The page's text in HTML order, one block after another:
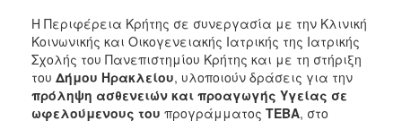
2018
2017
2016
2015
Η Περιφέρεια Κρήτης σε συνεργασία με την Κλινική
Κοινωνικής και Οικογενειακής Ιατρικής της Ιατρικής
Σχολής του Πανεπιστημίου Κρήτης και με τη στήριξη
του Δήμου Ηρακλείου, υλοποιούν δράσεις για την
πρόληψη ασθενειών και προαγωγής Υγείας σε
ωφελούμενους του προγράμματος ΤΕΒΑ, στο